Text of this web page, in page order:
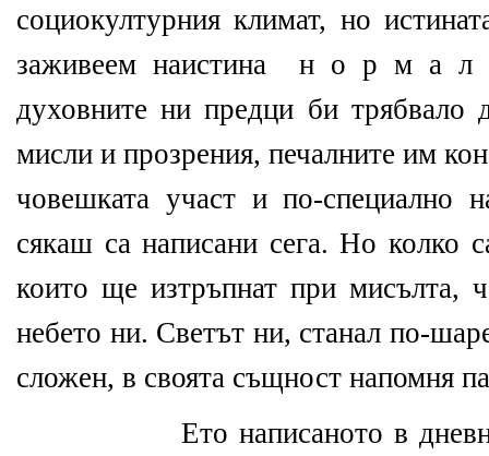
социокултурния климат, но
заживеем наистина
н о р м а л
духовните ни предци би трябвало
мисли и прозрения, печалните им
човешката участ и по-специално
сякаш са написани сега. Но колко
които ще изтръпнат при мисълта,
небето ни. Светът ни, станал по-
сложен, в своята същност напомня
Ето написаното в